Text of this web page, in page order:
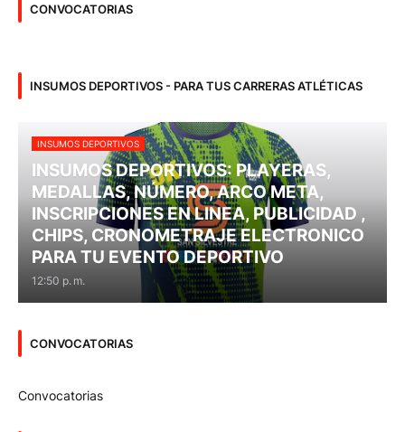
CONVOCATORIAS
INSUMOS DEPORTIVOS - PARA TUS CARRERAS ATLÉTICAS
INSUMOS DEPORTIVOS
INSUMOS DEPORTIVOS: PLAYERAS,
MEDALLAS, NÚMERO, ARCO META,
INSCRIPCIONES EN LINEA, PUBLICIDAD ,
CHIPS, CRONOMETRAJE ELECTRONICO
PARA TU EVENTO DEPORTIVO
12:50 p. m.
CONVOCATORIAS
Convocatorias